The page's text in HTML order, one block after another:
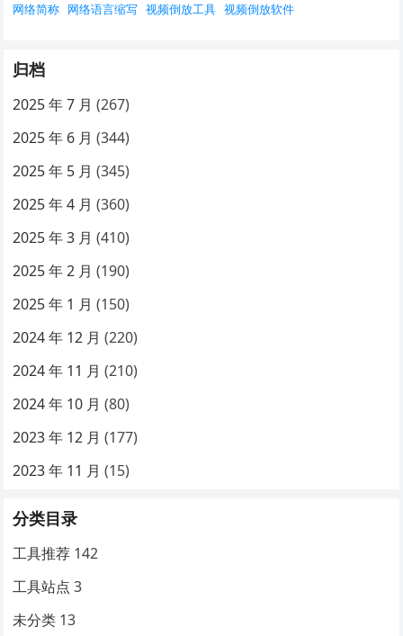
网络简称 网络语言缩写 视频倒放工具 视频倒放软件
归档
2025 年 7 月 (267)
2025 年 6 月 (344)
2025 年 5 月 (345)
2025 年 4 月 (360)
2025 年 3 月 (410)
2025 年 2 月 (190)
2025 年 1 月 (150)
2024 年 12 月 (220)
2024 年 11 月 (210)
2024 年 10 月 (80)
2023 年 12 月 (177)
2023 年 11 月 (15)
分类目录
工具推荐 142
工具站点 3
未分类 13